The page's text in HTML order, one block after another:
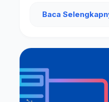
Baca